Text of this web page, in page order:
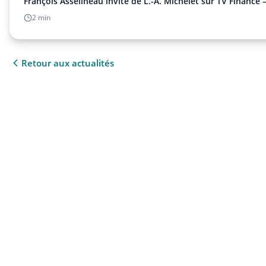
2 min
Retour aux actualités